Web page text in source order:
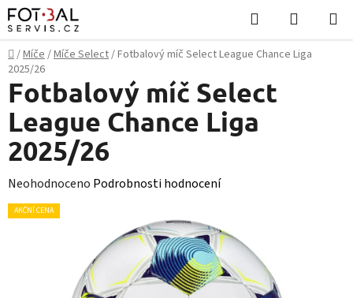
Přejít
na
obsah
Hledat
KOŠÍK
Domů
/Míče/Míče Select/Fotbalový míč Select League Chance Liga
2025/26
Fotbalový míč Select
League Chance Liga
2025/26
Průměrné
hodnocení
Neohodnoceno Podrobnosti hodnocení
AKČNÍ CENA